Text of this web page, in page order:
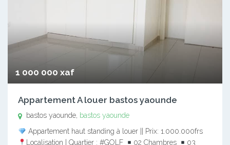
1 000 000 xaf
Appartement A louer bastos yaounde
bastos yaounde, bastos yaounde
Appartement haut standing à louer || Prix: 1.000.000frs
Localisation | Quartier : #GOLF
02 Chambres
03